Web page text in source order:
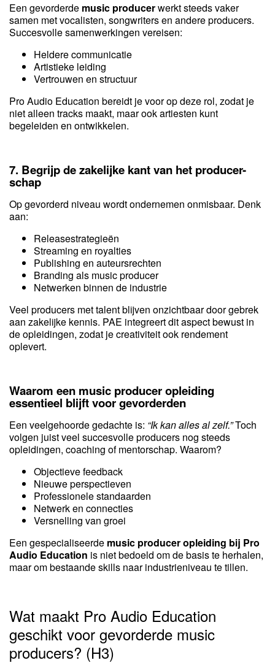
Een gevorderde music producerwerkt steeds vaker
samen met vocalisten, songwriters en andere producers.
Succesvolle samenwerkingen vereisen:
Heldere communicatie
Artistieke leiding
Vertrouwen en structuur
Pro Audio Education bereidt je voor op deze rol, zodat je
niet alleen tracks maakt, maar ook artiesten kunt
begeleiden en ontwikkelen.
7. Begrijp de zakelijke kant van het producer-
schap
Op gevorderd niveau wordt ondernemen onmisbaar. Denk
aan:
Releasestrategieën
Streaming en royalties
Publishing en auteursrechten
Branding als music producer
Netwerken binnen de industrie
Veel producers met talent blijven onzichtbaar door gebrek
aan zakelijke kennis. PAE integreert dit aspect bewust in
de opleidingen, zodat je creativiteit ook rendement
oplevert.
Waarom een music producer opleiding
essentieel blijft voor gevorderden
Een veelgehoorde gedachte is: “Ik kan alles al zelf.”Toch
volgen juist veel succesvolle producers nog steeds
opleidingen, coaching of mentorschap. Waarom?
Objectieve feedback
Nieuwe perspectieven
Professionele standaarden
Netwerk en connecties
Versnelling van groei
Een gespecialiseerde music producer opleiding bij Pro
Audio Education is niet bedoeld om de basis te herhalen,
maar om bestaande skills naar industrieniveau te tillen.
Wat maakt Pro Audio Education
geschikt voor gevorderde music
producers? (H3)